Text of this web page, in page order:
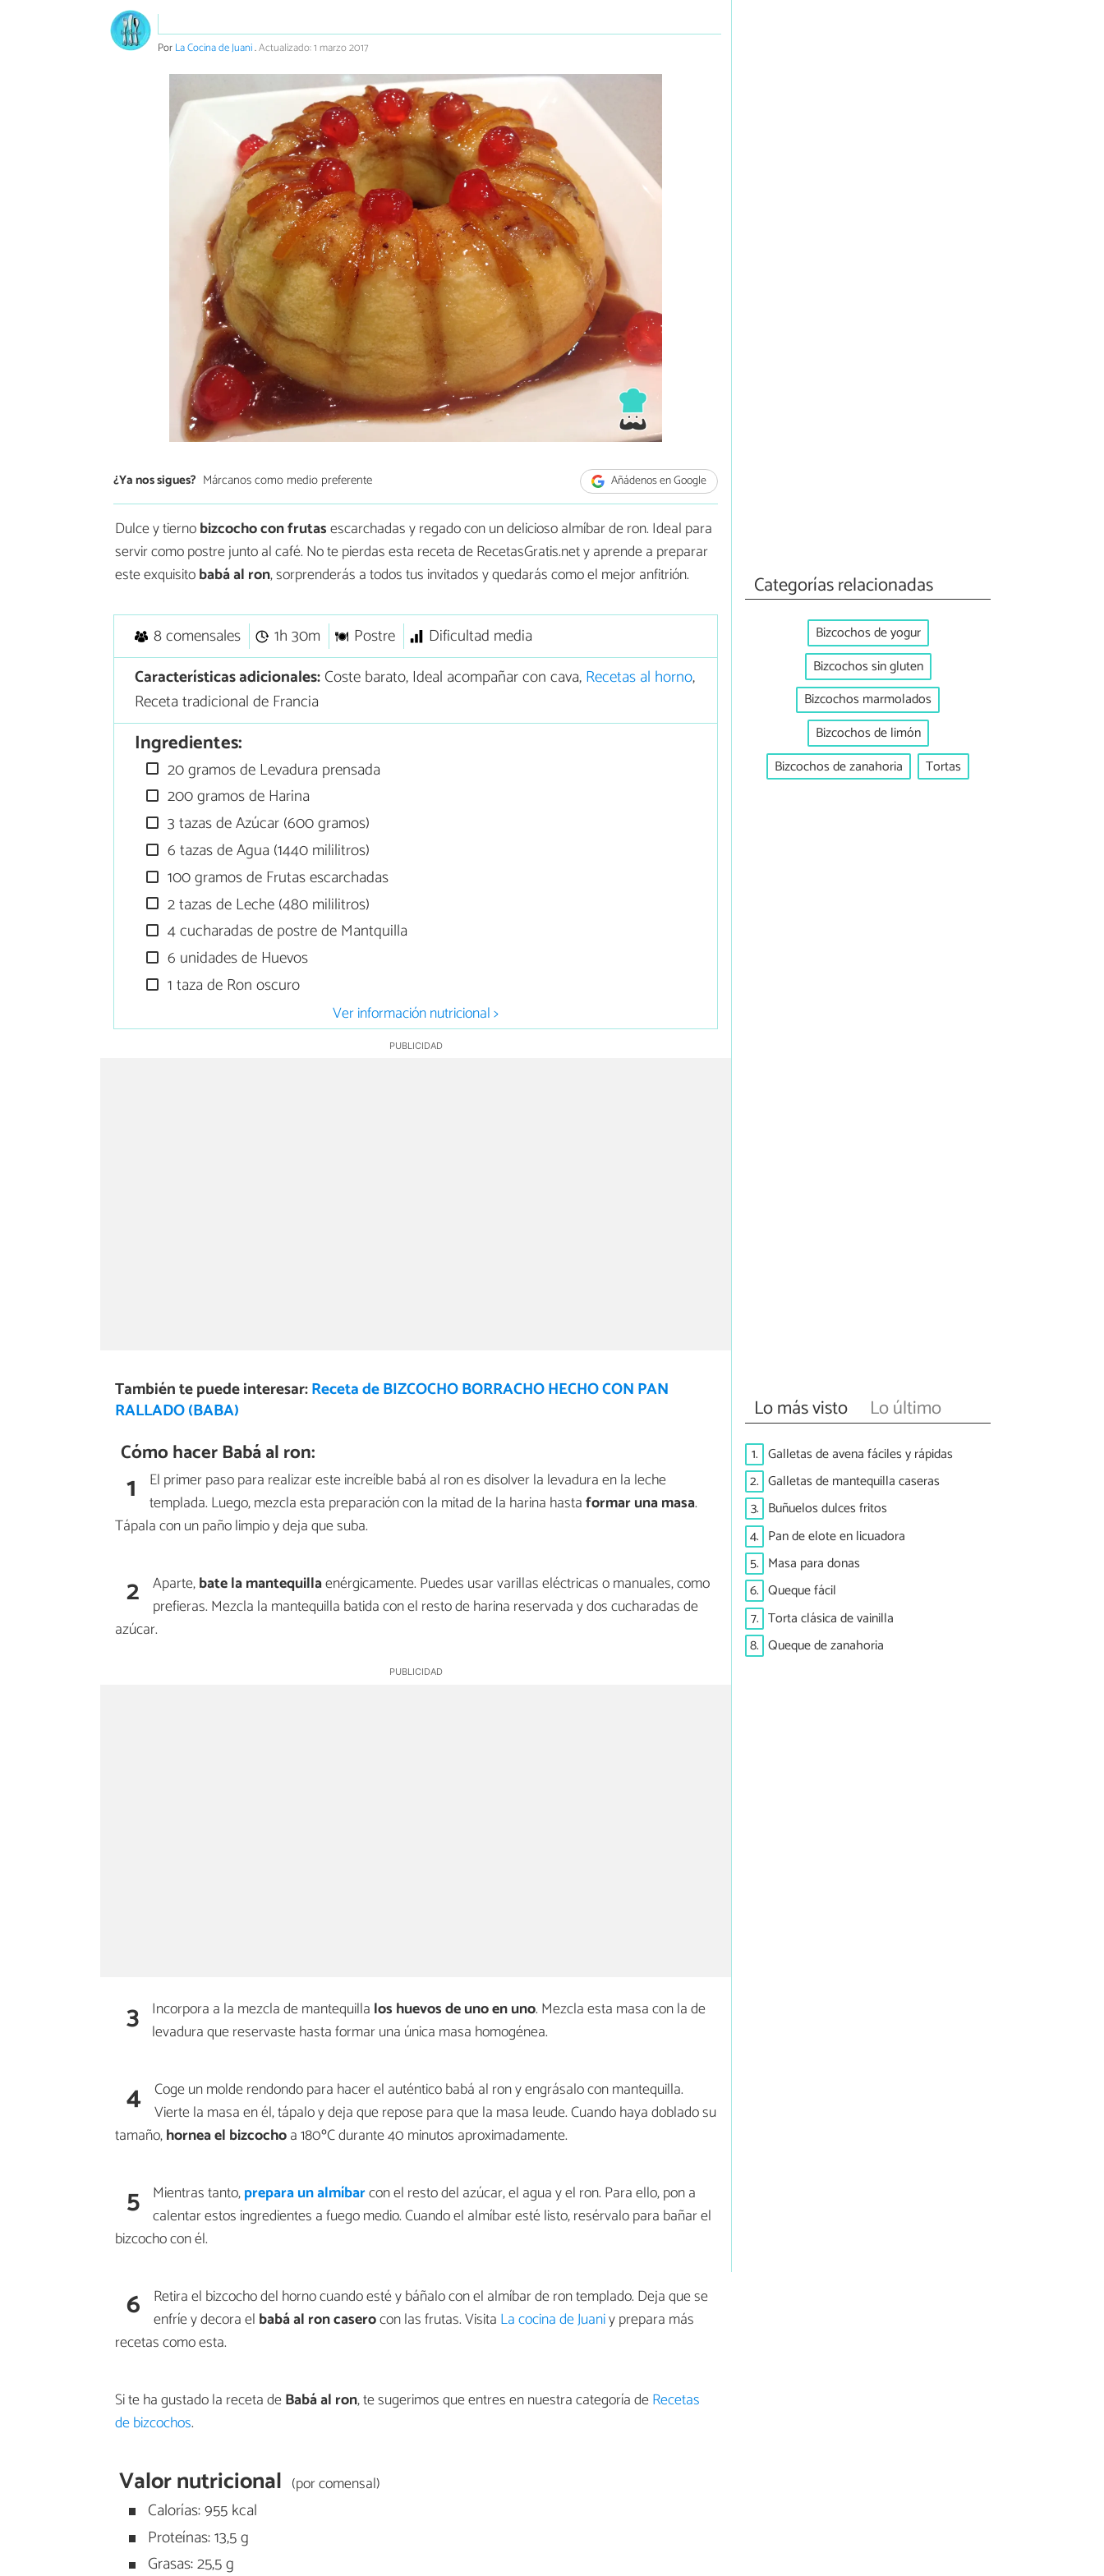
PorLa Cocina de Juani.Actualizado: 1 marzo 2017
¿Ya nos sigues? Márcanos como medio preferente Añádenos en Google
Dulce y tiernobizcocho con frutasescarchadas y regado con un delicioso almíbar de ron. Ideal para
servir como postre junto al café. No te pierdas esta receta de RecetasGratis.net y aprende a preparar
este exquisitobabá al ron, sorprenderás a todos tus invitados y quedarás como el mejor anfitrión.
8 comensales 1h 30m Postre
Dificultad media
Características adicionales:Coste barato, Ideal acompañar con cava,Recetas al horno,
Receta tradicional de Francia
Ingredientes:
20 gramos de Levadura prensada
200 gramos de Harina
3 tazas de Azúcar (600 gramos)
6 tazas de Agua (1440 mililitros)
100 gramos de Frutas escarchadas
2 tazas de Leche (480 mililitros)
4 cucharadas de postre de Mantquilla
6 unidades de Huevos
1 taza de Ron oscuro
Ver información nutricional >
También te puede interesar:Receta de BIZCOCHO BORRACHO HECHO CON PAN
RALLADO (BABA)
Cómo hacer Babá al ron:
1
El primer paso para realizar este increíble babá al ron es disolver la levadura en la leche
templada. Luego, mezcla esta preparación con la mitad de la harina hastaformar una masa.
Tápala con un paño limpio y deja que suba.
2 Aparte,bate la mantequillaenérgicamente. Puedes usar varillas eléctricas o manuales, como
prefieras. Mezcla la mantequilla batida con el resto de harina reservada y dos cucharadas de
azúcar.
3 Incorpora a la mezcla de mantequilla los huevos de uno en uno. Mezcla esta masa con la de
levadura que reservaste hasta formar una única masa homogénea.
4 Coge un molde rendondo para hacer el auténtico babá al ron y engrásalo con mantequilla.
Vierte la masa en él, tápalo y deja que repose para que la masa leude. Cuando haya doblado su
tamaño,hornea el bizcochoa 180ºC durante 40 minutos aproximadamente.
5 Mientras tanto,prepara un almíbarcon el resto del azúcar, el agua y el ron. Para ello, pon a
calentar estos ingredientes a fuego medio. Cuando el almíbar esté listo, resérvalo para bañar el
bizcocho con él.
6 Retira el bizcocho del horno cuando esté y báñalo con el almíbar de ron templado. Deja que se
enfríe y decora el babá al ron caserocon las frutas. Visita La cocina de Juaniy prepara más
recetas como esta.
Si te ha gustado la receta deBabá al ron, te sugerimos que entres en nuestra categoría deRecetas
de bizcochos.
Valor nutricional (por comensal)
Calorías: 955 kcal
Proteínas: 13,5 g
Grasas: 25,5 g
Categorías relacionadas
Bizcochos de yogur
Bizcochos sin gluten
Bizcochos marmolados
Bizcochos de limón
Bizcochos de zanahoria
Tortas
Lo más visto Lo último
1. Galletas de avena fáciles y rápidas
2. Galletas de mantequilla caseras
3. Buñuelos dulces fritos
4. Pan de elote en licuadora
5. Masa para donas
6. Queque fácil
7. Torta clásica de vainilla
8. Queque de zanahoria